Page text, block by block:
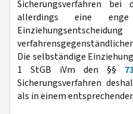
Sicherungsverfahren
allerdings eine
Die selbständige
1 StGB iVm den §§
Sicherungsverfahren
als in einem